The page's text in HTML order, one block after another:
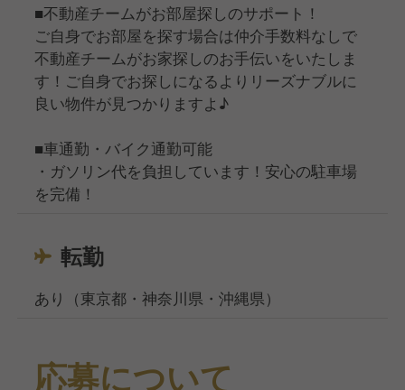
■不動産チームがお部屋探しのサポート！
ご自身でお部屋を探す場合は仲介手数料なしで
不動産チームがお家探しのお手伝いをいたしま
す！ご自身でお探しになるよりリーズナブルに
良い物件が見つかりますよ♪
■車通勤・バイク通勤可能
・ガソリン代を負担しています！安心の駐車場
を完備！
転勤
あり（東京都・神奈川県・沖縄県）
応募について